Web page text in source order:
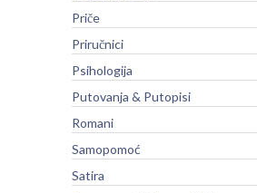
Priče
Priručnici
Psihologija
Putovanja & Putopisi
Romani
Samopomoć
Satira